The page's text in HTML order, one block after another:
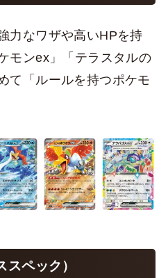
力なワザや高いHPを持
モンex」「テラスタルの
て「ルールを持つポケモ
ペック）